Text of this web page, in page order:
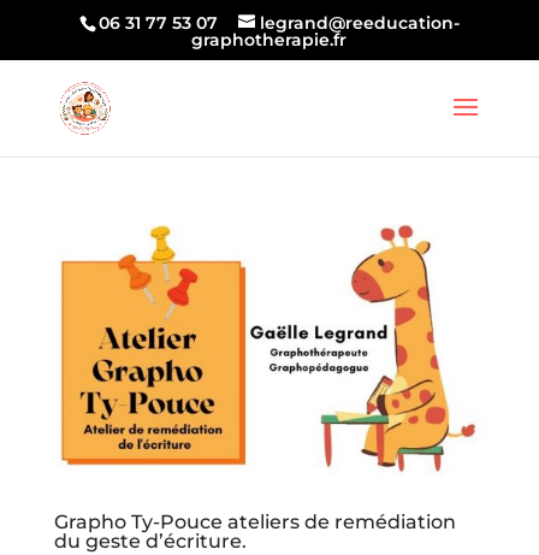
06 31 77 53 07 legrand@reeducation-
graphotherapie.fr
Grapho Ty-Pouce ateliers de remédiation
du geste d’écriture.